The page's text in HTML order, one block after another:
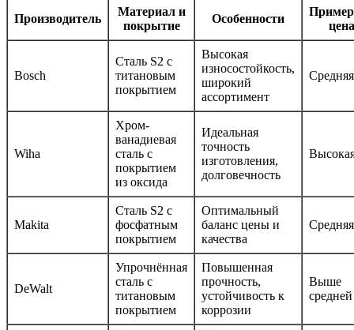
Производитель
Материал и
покрытие
Особенности
цена
Bosch
Сталь S2 с
титановым
покрытием
Высокая
износостойкость,
широкий
ассортимент
Средняя
Wiha
Хром-
ванадиевая
сталь с
покрытием
из оксида
Идеальная
точность
изготовления,
долговечность
Makita
Сталь S2 с
фосфатным
покрытием
Оптимальный
баланс цены и
качества
Средняя
DeWalt
Упрочнённая
сталь с
титановым
покрытием
Повышенная
прочность,
устойчивость к
коррозии
Выше
средней